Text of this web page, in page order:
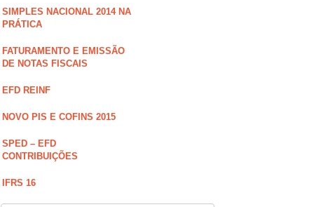
SIMPLES NACIONAL 2014 NA
PRÁTICA
FATURAMENTO E EMISSÃO
DE NOTAS FISCAIS
EFD REINF
NOVO PIS E COFINS 2015
SPED – EFD
CONTRIBUIÇÕES
IFRS 16